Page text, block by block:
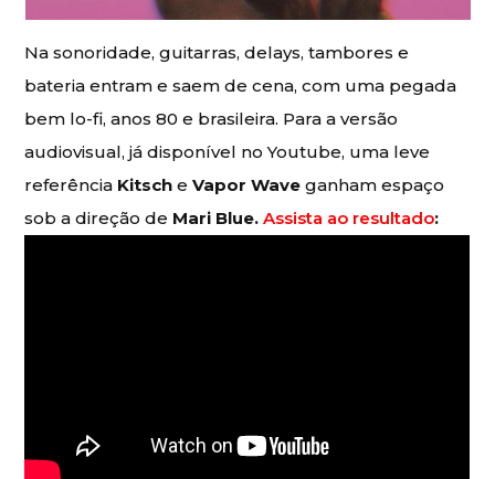
Na sonoridade, guitarras, delays, tambores e
bateria entram e saem de cena, com uma pegada
bem lo-fi, anos 80 e brasileira. Para a versão
audiovisual, já disponível no Youtube, uma leve
referência Kitsch eVapor Wave ganham espaço
sob a direção de Mari Blue.Assista ao resultado: